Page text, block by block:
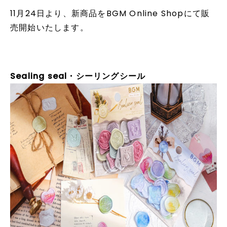
11月24日 より、 新商品をBGM Online Shopにて販
売開始いたします。
Sealing seal・シーリングシール